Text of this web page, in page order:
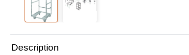
Description